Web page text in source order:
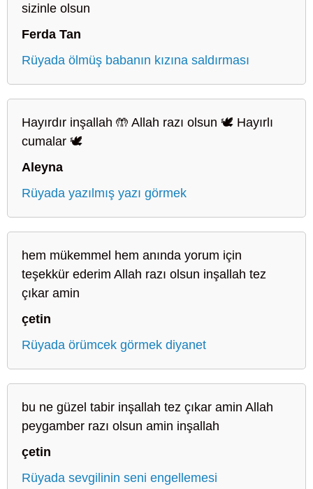
sizinle olsun
Ferda Tan
Rüyada ölmüş babanın kızına saldırması
Hayırdır inşallah 🤲 Allah razı olsun 🕊️ Hayırlı
cumalar 🕊️
Aleyna
Rüyada yazılmış yazı görmek
hem mükemmel hem anında yorum için
teşekkür ederim Allah razı olsun inşallah tez
çıkar amin
çetin
Rüyada örümcek görmek diyanet
bu ne güzel tabir inşallah tez çıkar amin Allah
peygamber razı olsun amin inşallah
çetin
Rüyada sevgilinin seni engellemesi